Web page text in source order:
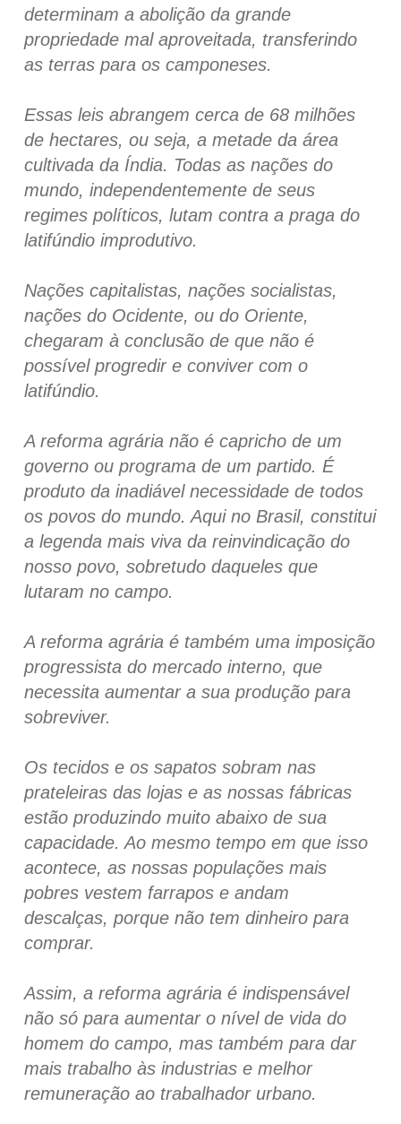
determinam a abolição da grande
propriedade mal aproveitada, transferindo
as terras para os camponeses.
Essas leis abrangem cerca de 68 milhões
de hectares, ou seja, a metade da área
cultivada da Índia. Todas as nações do
mundo, independentemente de seus
regimes políticos, lutam contra a praga do
latifúndio improdutivo.
Nações capitalistas, nações socialistas,
nações do Ocidente, ou do Oriente,
chegaram à conclusão de que não é
possível progredir e conviver com o
latifúndio.
A reforma agrária não é capricho de um
governo ou programa de um partido. É
produto da inadiável necessidade de todos
os povos do mundo. Aqui no Brasil, constitui
a legenda mais viva da reinvindicação do
nosso povo, sobretudo daqueles que
lutaram no campo.
A reforma agrária é também uma imposição
progressista do mercado interno, que
necessita aumentar a sua produção para
sobreviver.
Os tecidos e os sapatos sobram nas
prateleiras das lojas e as nossas fábricas
estão produzindo muito abaixo de sua
capacidade. Ao mesmo tempo em que isso
acontece, as nossas populações mais
pobres vestem farrapos e andam
descalças, porque não tem dinheiro para
comprar.
Assim, a reforma agrária é indispensável
não só para aumentar o nível de vida do
homem do campo, mas também para dar
mais trabalho às industrias e melhor
remuneração ao trabalhador urbano.